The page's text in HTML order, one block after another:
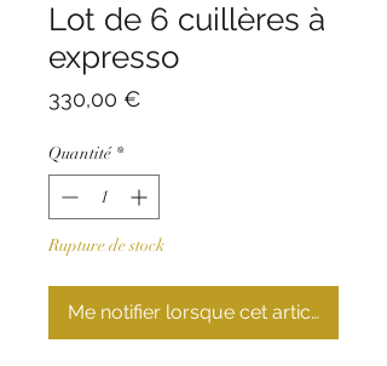
Lot de 6 cuillères à
expresso
330,00 €Prix
Quantité *
Rupture de stock
Me notifier lorsque cet article est